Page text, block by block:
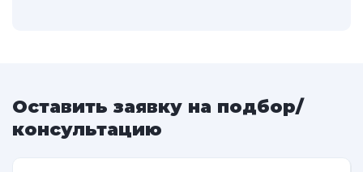
Оставить заявку на подбор/
консультацию